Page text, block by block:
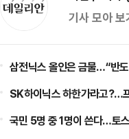
기사 모아 보
삼전닉스 올인은 금물…“반
SK하이닉스 하한가라고?…
국민 5명 중 1명이 쓴다…토